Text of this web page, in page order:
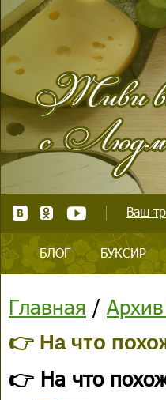
Ваш
БЛОГ БУКСИР
Главная /
👉 На что
👉 На что